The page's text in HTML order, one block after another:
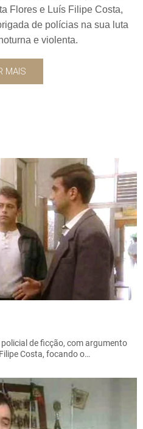
Flores e Luís Filipe Costa,
de polícias na sua luta
e violenta.
MAIS
de ficção, com argumento
Costa, focando o…